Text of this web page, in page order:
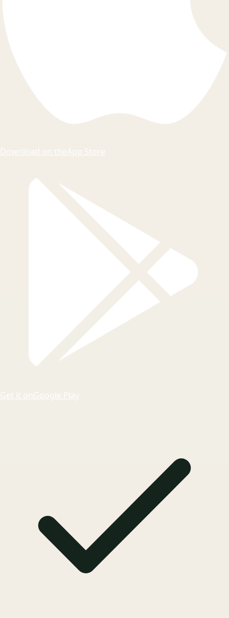
Download on theApp Store
Get it onGoogle Play